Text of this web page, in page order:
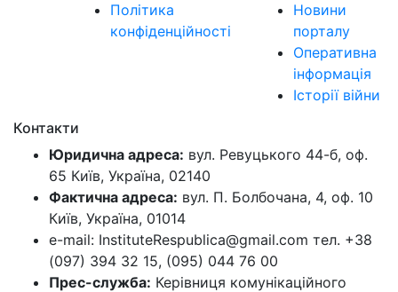
Політика
конфіденційності
Новини
порталу
Оперативна
інформація
Історії війни
Контакти
Юридична адреса: вул. Ревуцького 44-б, оф.
65 Київ, Україна, 02140
Фактична адреса: вул. П. Болбочана, 4, оф. 10
Київ, Україна, 01014
e-mail: InstituteRespublica@gmail.com тел. +38
(097) 394 32 15, (095) 044 76 00
Прес-служба: Керівниця комунікаційного